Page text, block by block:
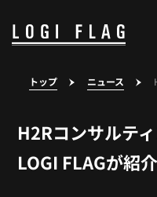
トップ ニュース
H2Rコンサルテ
LOGI FLAGが紹